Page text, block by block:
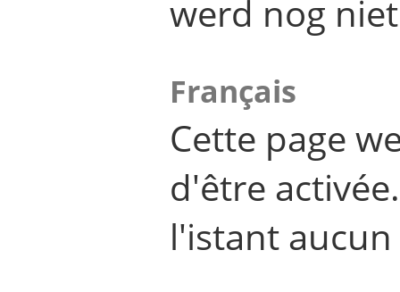
werd nog
Français
Cette page
d'être
l'istant